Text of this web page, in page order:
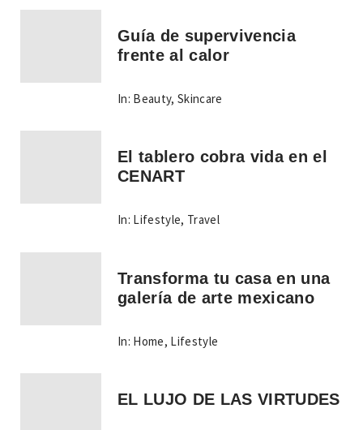
Guía de supervivencia
frente al calor
In: Beauty,Skincare
El tablero cobra vida en el
CENART
In: Lifestyle, Travel
Transforma tu casa en una
galería de arte mexicano
In: Home, Lifestyle
EL LUJO DE LAS VIRTUDES